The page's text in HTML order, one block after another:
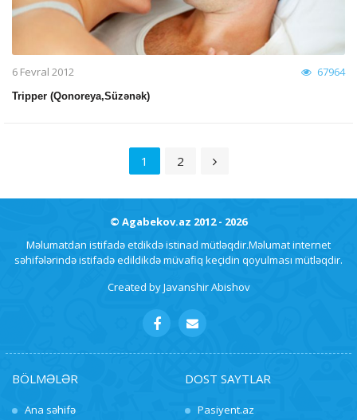
6 Fevral 2012 67964
Tripper (Qonoreya,Süzənək)
1 2
© Agabekov.az 2012 - 2026
Məlumatdan istifadə etdikdə istinad mütləqdir.Məlumat internet
səhifələrində istifadə edildikdə müvafiq keçidin qoyulması mütləqdir.
Created byJavanshir Abishov
BÖLMƏLƏR
Ana səhifə
DOST SAYTLAR
Pasiyent.az